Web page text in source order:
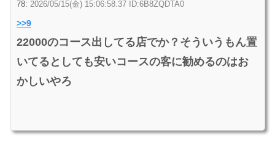
78: 2026/05/15(金) 15:06:58.37 ID:6B8ZQDTA0
>>9
22000のコース出してる店でか？そういうもん置
いてるとしても安いコースの客に勧めるのはお
かしいやろ